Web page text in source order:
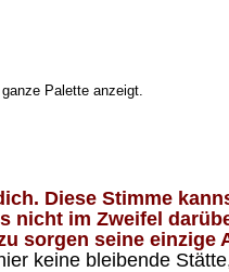
Palette anzeigt.
Diese Stimme
nicht im Zweifel
sorgen seine einzige
keine bleibende